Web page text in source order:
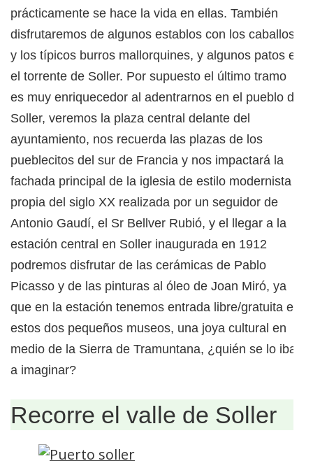
prácticamente se hace la vida en ellas. También
disfrutaremos de algunos establos con los caballos,
y los típicos burros mallorquines, y algunos patos en
el torrente de Soller. Por supuesto el último tramo
es muy enriquecedor al adentrarnos en el pueblo de
Soller, veremos la plaza central delante del
ayuntamiento, nos recuerda las plazas de los
pueblecitos del sur de Francia y nos impactará la
fachada principal de la iglesia de estilo modernista
propia del siglo XX realizada por un seguidor de
Antonio Gaudí, el Sr Bellver Rubió, y el llegar a la
estación central en Soller inaugurada en 1912
podremos disfrutar de las cerámicas de Pablo
Picasso y de las pinturas al óleo de Joan Miró, ya
que en la estación tenemos entrada libre/gratuita en
estos dos pequeños museos, una joya cultural en
medio de la Sierra de Tramuntana, ¿quién se lo iba
a imaginar?
Recorre el valle de Soller